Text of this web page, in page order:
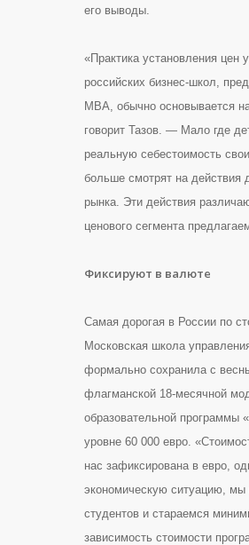
его выводы.
«Практика установления цен
российских бизнес-школ,
МВА, обычно основывается
говорит Тазов. — Мало где
реальную себестоимость
больше смотрят на действия
рынка. Эти действия
ценового сегмента
Фиксируют в валюте
Самая дорогая в России по
Московская школа
формально сохранила с
флагманской 18-месячной
образовательной программы
уровне 60 000 евро.
нас зафиксирована в евро,
экономическую ситуацию,
студентов и стараемся
зависимость стоимости